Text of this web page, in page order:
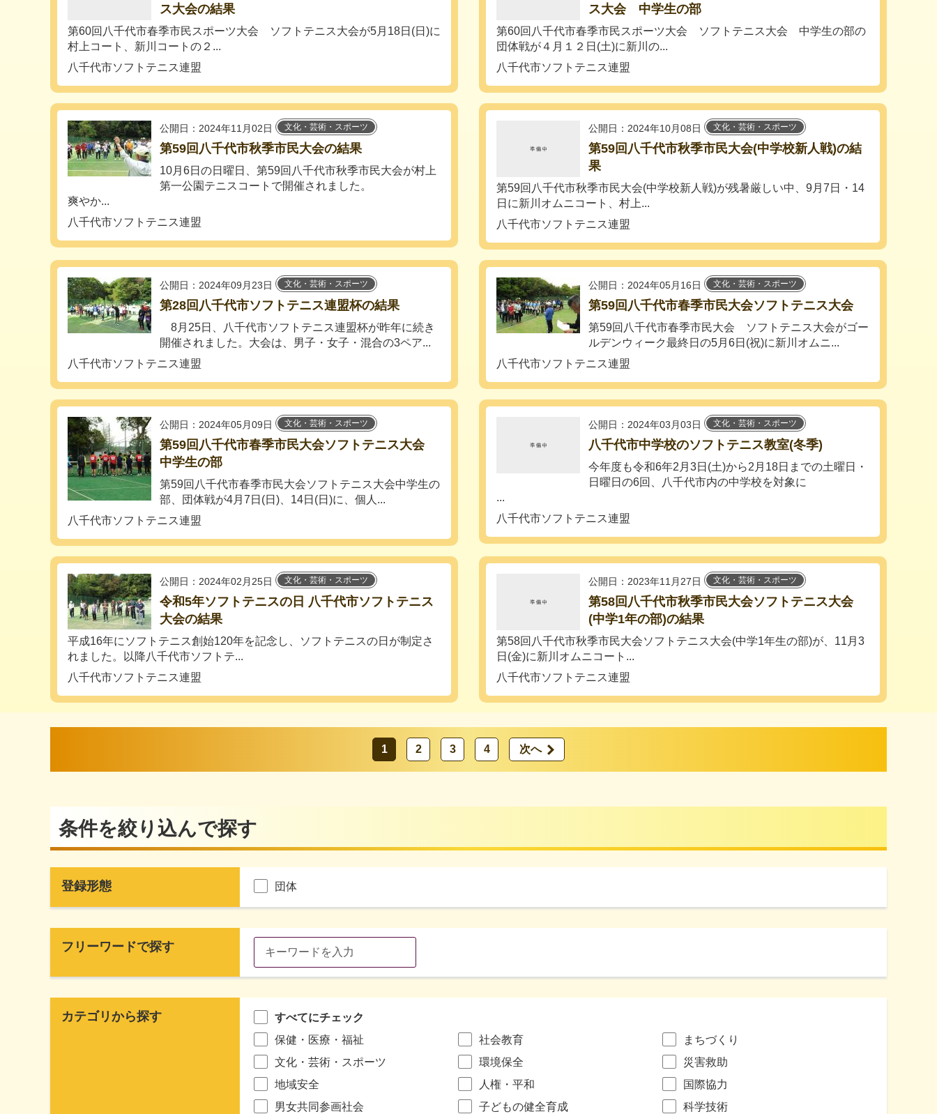
ス大会の結果
第60回八千代市春季市民スポーツ大会 ソフトテニス大会が5月18日(日)に
村上コート、新川コートの２...
八千代市ソフトテニス連盟
ス大会 中学生の部
第60回八千代市春季市民スポーツ大会 ソフトテニス大会 中学生の部の
団体戦が４月１２日(土)に新川の...
八千代市ソフトテニス連盟
公開日：2024年11月02日 文化・芸術・スポーツ
第59回八千代市秋季市民大会の結果
10月6日の日曜日、第59回八千代市秋季市民大会が村上
第一公園テニスコートで開催されました。
爽やか...
八千代市ソフトテニス連盟
公開日：2024年10月08日 文化・芸術・スポーツ
第59回八千代市秋季市民大会(中学校新人戦)の結
果
第59回八千代市秋季市民大会(中学校新人戦)が残暑厳しい中、9月7日・14
日に新川オムニコート、村上...
八千代市ソフトテニス連盟
公開日：2024年09月23日 文化・芸術・スポーツ
第28回八千代市ソフトテニス連盟杯の結果
8月25日、八千代市ソフトテニス連盟杯が昨年に続き
開催されました。大会は、男子・女子・混合の3ペア...
八千代市ソフトテニス連盟
公開日：2024年05月16日 文化・芸術・スポーツ
第59回八千代市春季市民大会ソフトテニス大会
第59回八千代市春季市民大会 ソフトテニス大会がゴー
ルデンウィーク最終日の5月6日(祝)に新川オムニ...
八千代市ソフトテニス連盟
公開日：2024年05月09日 文化・芸術・スポーツ
第59回八千代市春季市民大会ソフトテニス大会
中学生の部
第59回八千代市春季市民大会ソフトテニス大会中学生の
部、団体戦が4月7日(日)、14日(日)に、個人...
八千代市ソフトテニス連盟
公開日：2024年03月03日 文化・芸術・スポーツ
八千代市中学校のソフトテニス教室(冬季)
今年度も令和6年2月3日(土)から2月18日までの土曜日・
日曜日の6回、八千代市内の中学校を対象に
...
八千代市ソフトテニス連盟
公開日：2024年02月25日 文化・芸術・スポーツ
令和5年ソフトテニスの日 八千代市ソフトテニス
大会の結果
平成16年にソフトテニス創始120年を記念し、ソフトテニスの日が制定さ
れました。以降八千代市ソフトテ...
八千代市ソフトテニス連盟
公開日：2023年11月27日 文化・芸術・スポーツ
第58回八千代市秋季市民大会ソフトテニス大会
(中学1年の部)の結果
第58回八千代市秋季市民大会ソフトテニス大会(中学1年生の部)が、11月3
日(金)に新川オムニコート...
八千代市ソフトテニス連盟
1 2 3 4 次へ
条件を絞り込んで探す
登録形態 団体
フリーワードで探す
カテゴリから探す
すべてにチェック
保健・医療・福祉
社会教育
まちづくり
文化・芸術・スポーツ
環境保全
災害救助
地域安全
人権・平和
国際協力
男女共同参画社会
子どもの健全育成 科学技術